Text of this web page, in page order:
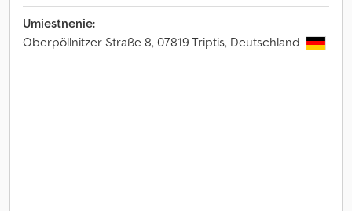
Umiestnenie:
Oberpöllnitzer Straße 8, 07819 Triptis, Deutschland